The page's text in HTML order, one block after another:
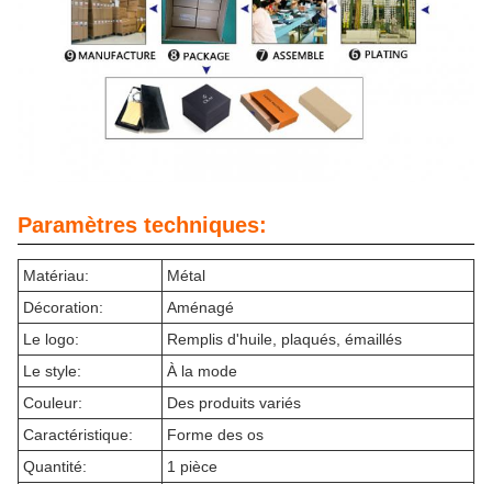
Paramètres techniques:
Matériau:
Métal
Décoration:
Aménagé
Le logo:
Remplis d'huile, plaqués, émaillés
Le style:
À la mode
Couleur:
Des produits variés
Caractéristique:
Forme des os
Quantité:
1 pièce